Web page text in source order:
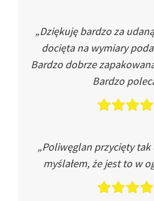
„Dziękuję bardzo za
docięta na wymiary
Bardzo dobrze
Bardzo
„Poliwęglan przycięty tak
myślałem, że jest to w